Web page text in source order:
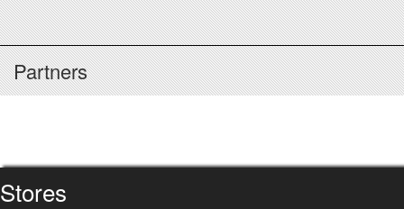
Partners
Stores